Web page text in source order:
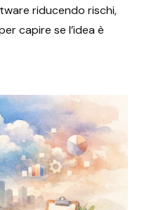
riducendo rischi,
capire se l’idea è